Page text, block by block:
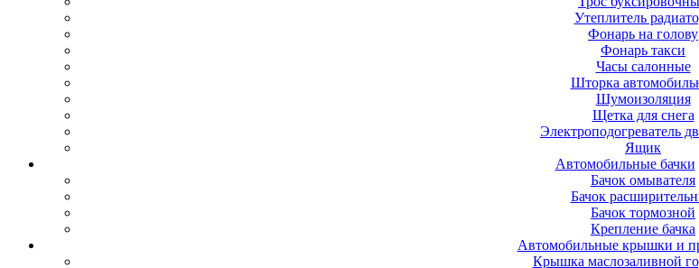
Утеплитель
Фонарь на голову
Фонарь такси
Часы салонные
Шторка
Шумоизоляция
Щетка для снега
Электроподогреватель
Ящик
Автомобильные бачки
Бачок омывателя
Бачок
Бачок тормозной
Крепление бачка
Автомобильные крышки и
Крышка маслозаливной